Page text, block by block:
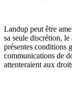
Landup peut être
sa seule discrétion,
présentes conditions
communications de
attenteraient aux